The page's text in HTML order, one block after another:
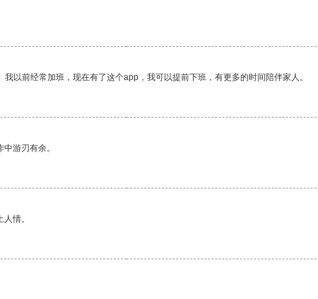
以前经常加班，现在有了这个app，我可以提前下班，有更多的时间陪伴家人。
游刃有余。
情。